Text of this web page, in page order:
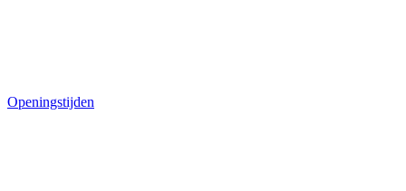
Openingstijden